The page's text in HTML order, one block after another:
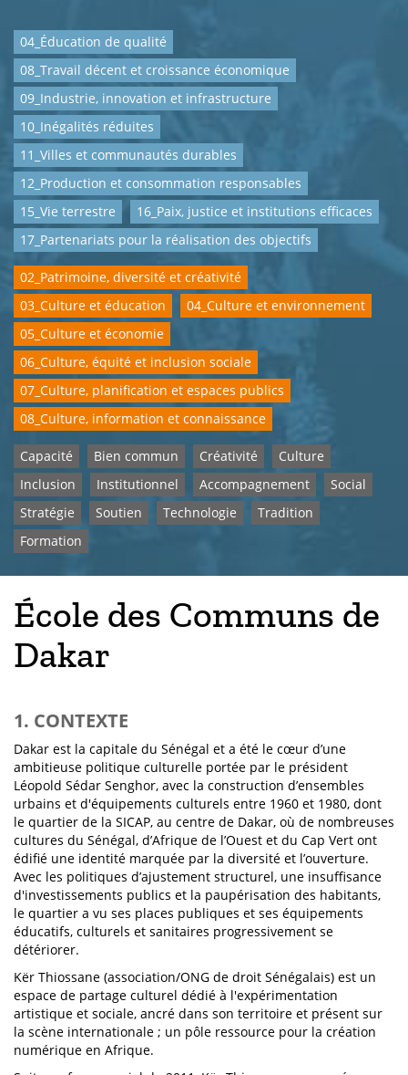
04_Éducation de qualité
08_Travail décent et croissance économique
09_Industrie, innovation et infrastructure
10_Inégalités réduites
11_Villes et communautés durables
12_Production et consommation responsables
15_Vie terrestre
16_Paix, justice et institutions efficaces
17_Partenariats pour la réalisation des objectifs
02_Patrimoine, diversité et créativité
03_Culture et éducation
04_Culture et environnement
05_Culture et économie
06_Culture, équité et inclusion sociale
07_Culture, planification et espaces publics
08_Culture, information et connaissance
Capacité Bien commun Créativité
Culture
Inclusion
Institutionnel Accompagnement
Social
Stratégie
Soutien Technologie
Tradition
Formation
École des Communs de
Dakar
1. CONTEXTE
Dakar est la capitale du Sénégal et a été le cœur d’une
ambitieuse politique culturelle portée par le président
Léopold Sédar Senghor, avec la construction d’ensembles
urbains et d'équipements culturels entre 1960 et 1980, dont
le quartier de la SICAP, au centre de Dakar, où de nombreuses
cultures du Sénégal, d’Afrique de l’Ouest et du Cap Vert ont
édifié une identité marquée par la diversité et l’ouverture.
Avec les politiques d’ajustement structurel, une insuffisance
d'investissements publics et la paupérisation des habitants,
le quartier a vu ses places publiques et ses équipements
éducatifs, culturels et sanitaires progressivement se
détériorer.
Kër Thiossane (association/ONG de droit Sénégalais) est un
espace de partage culturel dédié à l'expérimentation
artistique et sociale, ancré dans son territoire et présent sur
la scène internationale ; un pôle ressource pour la création
numérique en Afrique.